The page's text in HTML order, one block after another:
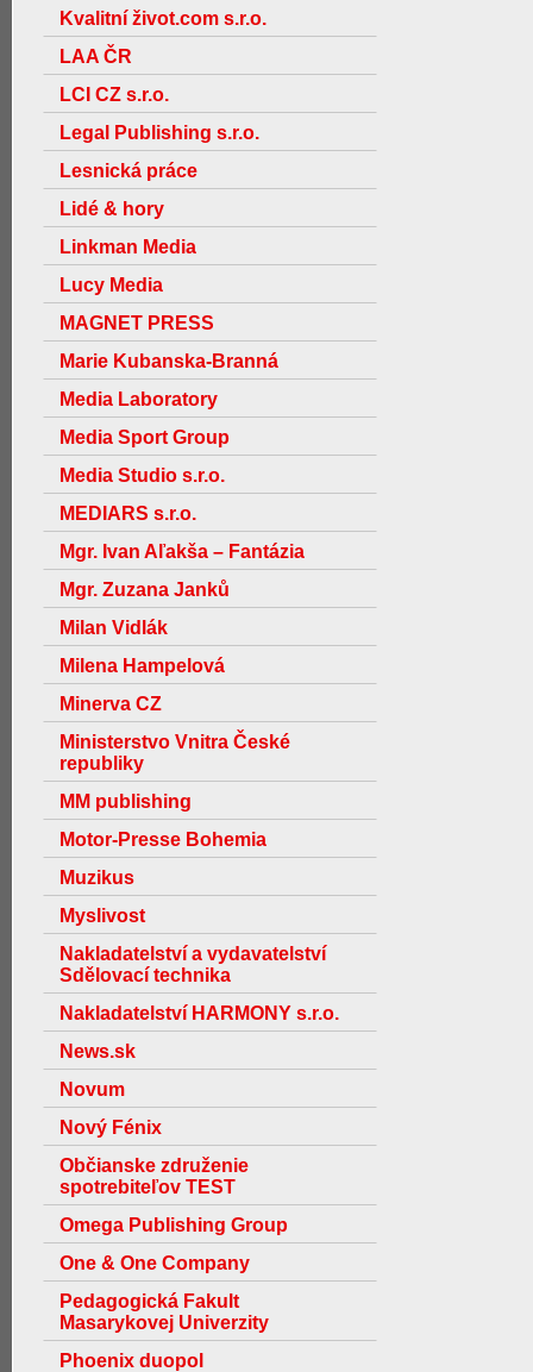
Kvalitní život.com s.r.o.
LAA ČR
LCI CZ s.r.o.
Legal Publishing s.r.o.
Lesnická práce
Lidé & hory
Linkman Media
Lucy Media
MAGNET PRESS
Marie Kubanska-Branná
Media Laboratory
Media Sport Group
Media Studio s.r.o.
MEDIARS s.r.o.
Mgr. Ivan Aľakša – Fantázia
Mgr. Zuzana Janků
Milan Vidlák
Milena Hampelová
Minerva CZ
Ministerstvo Vnitra České
republiky
MM publishing
Motor-Presse Bohemia
Muzikus
Myslivost
Nakladatelství a vydavatelství
Sdělovací technika
Nakladatelství HARMONY s.r.o.
News.sk
Novum
Nový Fénix
Občianske združenie
spotrebiteľov TEST
Omega Publishing Group
One & One Company
Pedagogická Fakult
Masarykovej Univerzity
Phoenix duopol